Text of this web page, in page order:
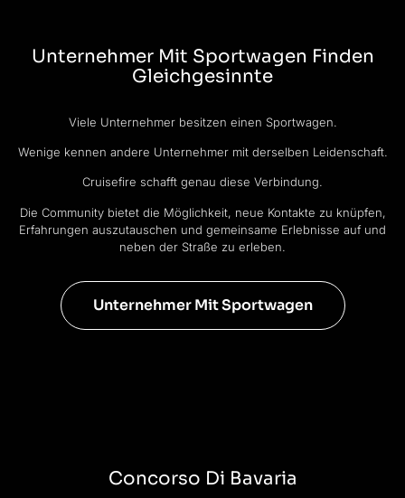
Unternehmer Mit Sportwagen Finden
Gleichgesinnte
Viele Unternehmer besitzen einen Sportwagen.
Wenige kennen andere Unternehmer mit derselben Leidenschaft.
Cruisefire schafft genau diese Verbindung.
Die Community bietet die Möglichkeit, neue Kontakte zu knüpfen,
Erfahrungen auszutauschen und gemeinsame Erlebnisse auf und
neben der Straße zu erleben.
Unternehmer Mit Sportwagen
Concorso Di Bavaria